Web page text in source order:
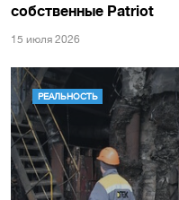
собственные Patriot
15 июля 2026
РЕАЛЬНОСТЬ